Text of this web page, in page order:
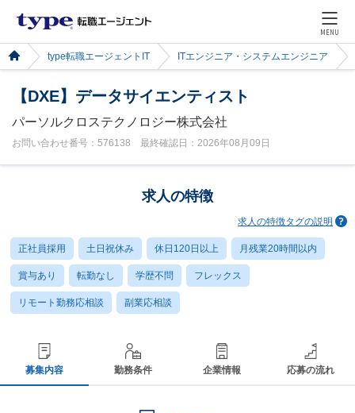
MENU
type転職エージェントIT ITエンジニア・システムエンジニア
【DXE】データサイエンティスト
パーソルクロステクノロジー株式会社
お問い合わせ番号：576138 最終確認日：2026年08月09日
求人の特徴
求人の特徴タグの説明
正社員採用 土日祝休み 休日120日以上 月残業20時間以内
賞与あり 転勤なし 学歴不問 フレックス
リモート勤務応相談 副業応相談
募集内容 勤務条件 企業情報 応募の流れ